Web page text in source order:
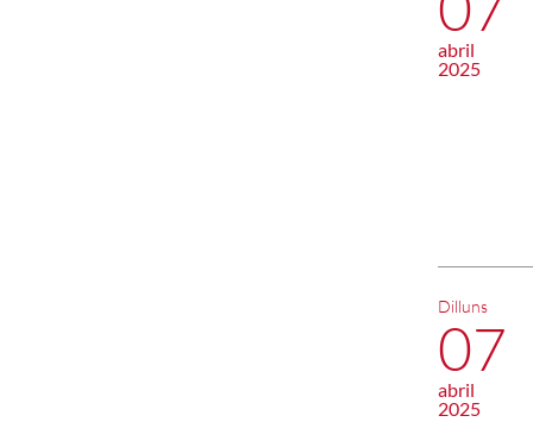
abril
2025
Dilluns
07
abril
2025